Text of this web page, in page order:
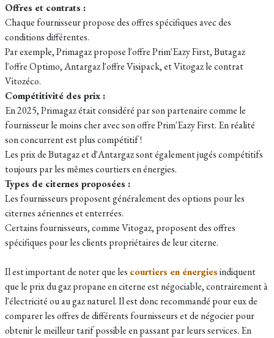
Offres et contrats :
Chaque fournisseur propose des offres spécifiques avec des
conditions différentes.
Par exemple, Primagaz propose l'offre Prim'Eazy First, Butagaz
l'offre Optimo, Antargaz l'offre Visipack, et Vitogaz le contrat
Vitozéco.
Compétitivité des prix :
En 2025, Primagaz était considéré par son partenaire comme le
fournisseur le moins cher avec son offre Prim'Eazy First. En réalité
son concurrent est plus compétitif !
Les prix de Butagaz et d'Antargaz sont également jugés compétitifs
toujours par les mêmes courtiers en énergies.
Types de citernes proposées :
Les fournisseurs proposent généralement des options pour les
citernes aériennes et enterrées.
Certains fournisseurs, comme Vitogaz, proposent des offres
spécifiques pour les clients propriétaires de leur citerne.
Il est important de noter que les courtiers en énergiesindiquent
que le prix du gaz propane en citerne est négociable, contrairement à
l'électricité ou au gaz naturel. Il est donc recommandé pour eux de
comparer les offres de différents fournisseurs et de négocier pour
obtenir le meilleur tarif possible en passant par leurs services. En